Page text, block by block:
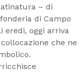
– di
di Campo
eredi, oggi arriva
che ne